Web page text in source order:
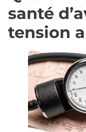
santé
tension